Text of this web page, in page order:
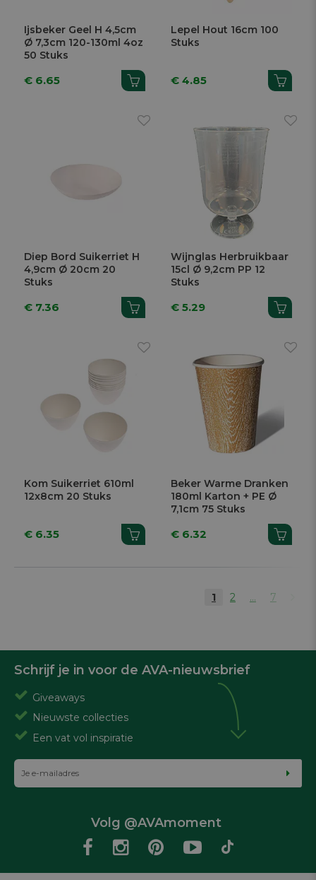
Ijsbeker Geel H 4,5cm
Ø 7,3cm 120-130ml 4oz
50 Stuks
€ 6.65
Lepel Hout 16cm 100
Stuks
€ 4.85
Diep Bord Suikerriet H
4,9cm Ø 20cm 20
Stuks
€ 7.36
Wijnglas Herbruikbaar
15cl Ø 9,2cm PP 12
Stuks
€ 5.29
Kom Suikerriet 610ml
12x8cm 20 Stuks
€ 6.35
Beker Warme Dranken
180ml Karton + PE Ø
7,1cm 75 Stuks
€ 6.32
1 2 ... 7
Schrijf je in voor de AVA-nieuwsbrief
Giveaways
Nieuwste collecties
Een vat vol inspiratie
Volg @AVAmoment